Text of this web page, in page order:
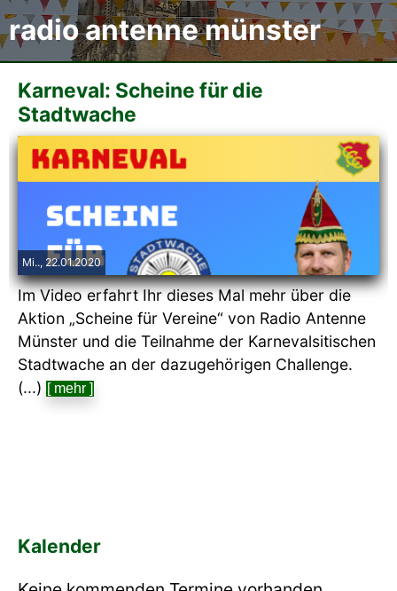
Mitmachen
Sponsoren
Pressearchiv
Impressum
radio antenne münster
Karneval: Scheine für die
Stadtwache
Mi.., 22.01.2020
Im Video erfahrt Ihr dieses Mal mehr über die
Aktion „Scheine für Vereine“ von Radio Antenne
Münster und die Teilnahme der Karnevalsitischen
Stadtwache an der dazugehörigen Challenge.
(...) [ mehr ]
Kalender